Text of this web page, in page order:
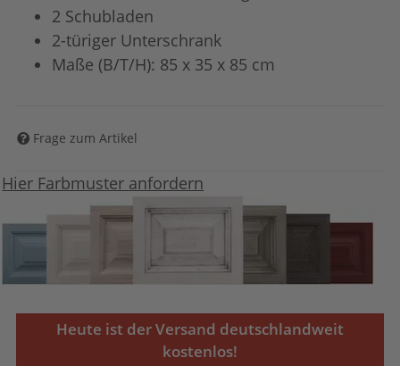
2 Schubladen
2-türiger Unterschrank
Maße (B/T/H): 85 x 35 x 85 cm
Frage zum Artikel
Hier Farbmuster anfordern
Heute ist der Versand deutschlandweit
kostenlos!